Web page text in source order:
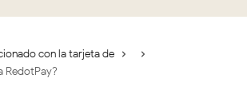
con la tarjeta de
RedotPay?